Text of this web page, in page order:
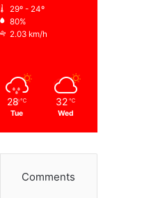
29º - 24º
80%
2.03 km/h
28 ℃
Tue
32 ℃
Wed
Comments